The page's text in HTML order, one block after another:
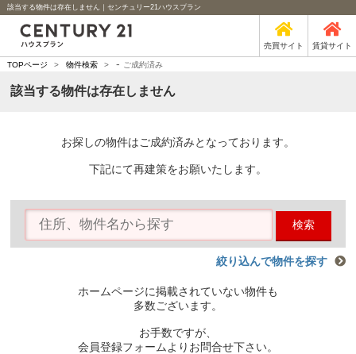
該当する物件は存在しません｜センチュリー21ハウスプラン
売買サイト 賃貸サイト
TOPページ > 物件検索 > - ご成約済み
該当する物件は存在しません
お探しの物件はご成約済みとなっております。
下記にて再建策をお願いたします。
検索
絞り込んで物件を探す
ホームページに掲載されていない物件も
多数ございます。
お手数ですが、
会員登録フォームよりお問合せ下さい。